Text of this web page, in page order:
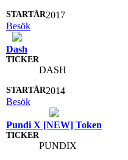
2017
Besök
Dash
DASH
2014
Besök
Pundi X [NEW] Token
PUNDIX